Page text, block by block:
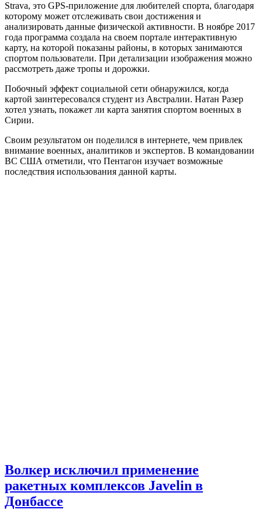
Strava, это GPS-приложение для любителей спорта, благодаря
которому может отслеживать свои достижения и
анализировать данные физической активности. В ноябре 2017
года программа создала на своем портале интерактивную
карту, на которой показаны районы, в которых занимаются
спортом пользователи. При детализации изображения можно
рассмотреть даже тропы и дорожки.
Побочный эффект социальной сети обнаружился, когда
картой заинтересовался студент из Австралии. Натан Разер
хотел узнать, покажет ли карта занятия спортом военных в
Сирии.
Своим результатом он поделился в интернете, чем привлек
внимание военных, аналитиков и экспертов. В командовании
ВС США отметили, что Пентагон изучает возможные
последствия использования данной карты.
Волкер исключил применение
ракетных комплексов Javelin в
Донбассе